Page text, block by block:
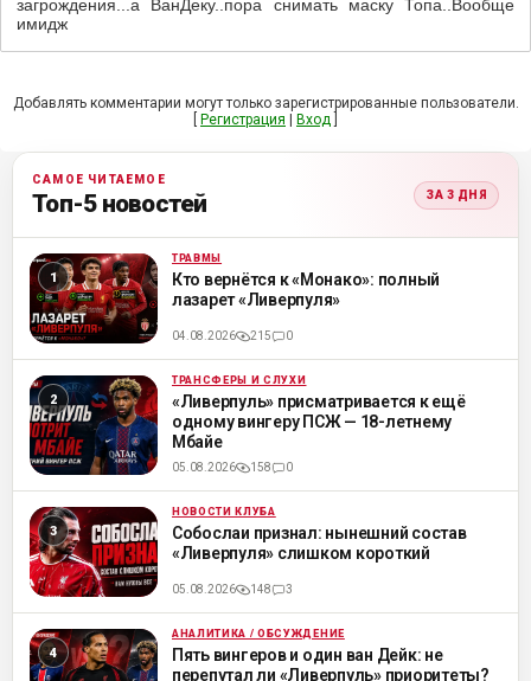
загрождения...а ВанДеку..пора снимать маску Топа..Вообще
имидж
Добавлять комментарии могут только зарегистрированные пользователи.
Регистрация Вход
САМОЕ ЧИТАЕМОЕ
Топ-5 новостей ЗА 3 ДНЯ
ML ТРАВМЫ
Кто вернётся к «Монако»: полный
лазарет «Ливерпуля»
04.08.2026 215 0
ML ТРАНСФЕРЫ И СЛУХИ
«Ливерпуль» присматривается к ещё
одному вингеру ПСЖ — 18-летнему
Мбайе
05.08.2026 158 0
ML НОВОСТИ КЛУБА
Собослаи признал: нынешний состав
«Ливерпуля» слишком короткий
05.08.2026 148 3
ML АНАЛИТИКА / ОБСУЖДЕНИЕ
Пять вингеров и один ван Дейк: не
перепутал ли «Ливерпуль» приоритеты?